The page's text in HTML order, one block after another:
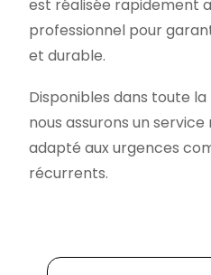
est réalisée rapidement
professionnel pour
et durable.
Disponibles dans toute la
nous assurons un
adapté aux urgences
récurrents.